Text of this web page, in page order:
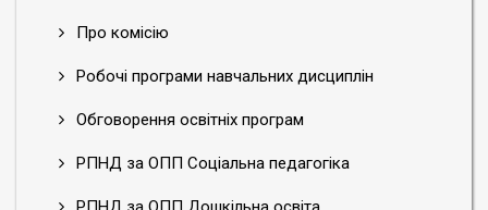
Про комісію
Робочі програми навчальних дисциплін
Обговорення освітніх програм
РПНД за ОПП Соціальна педагогіка